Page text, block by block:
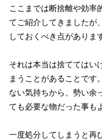
ここまでは断捨離や効率
てご紹介してきましたが
しておくべき点がありま
それは本当は捨ててはい
まうことがあることです
ない気持ちから、勢い余
ても必要な物だった事も
一度処分してしまうと再